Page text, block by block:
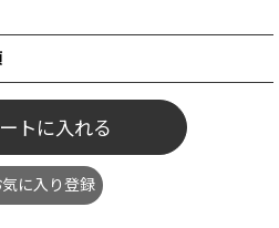
トに入れる
気に入り登録